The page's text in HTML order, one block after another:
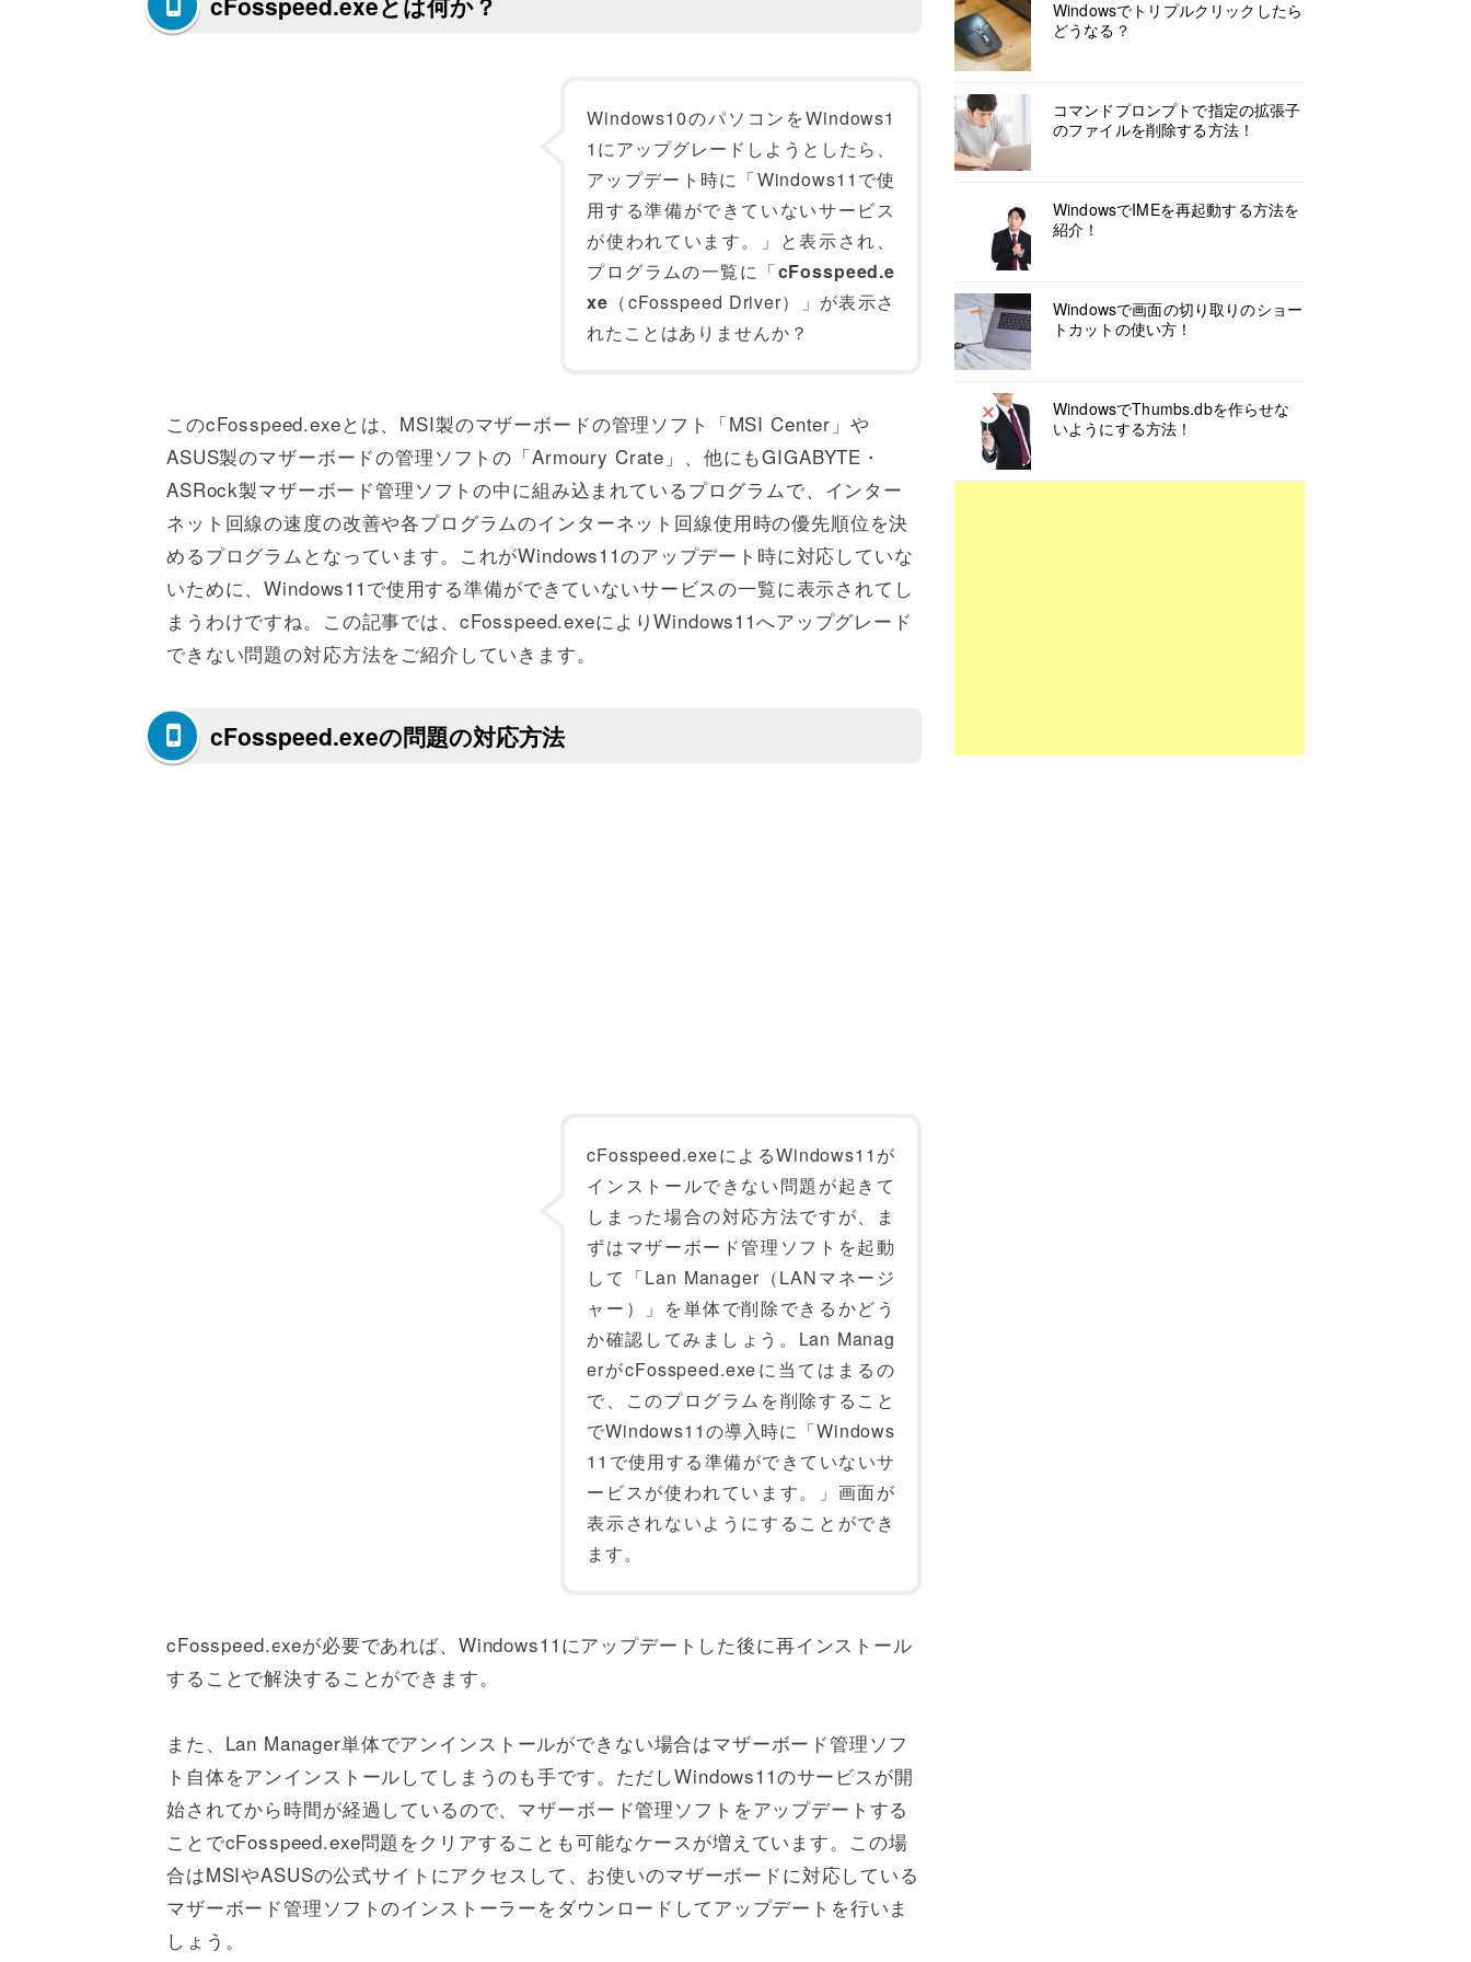
Windows10のパソコンをWindows1
1にアップグレードしようとしたら、
アップデート時に「Windows11で使
用する準備ができていないサービス
が使われています。」と表示され、
プログラムの一覧に「cFosspeed.e
xe （cFosspeed Driver）」が表示さ
れたことはありませんか？
このcFosspeed.exeとは、MSI製のマザーボードの管理ソフト「MSI Center」や
ASUS製のマザーボードの管理ソフトの「Armoury Crate」、他にもGIGABYTE・
ASRock製マザーボード管理ソフトの中に組み込まれているプログラムで、インター
ネット回線の速度の改善や各プログラムのインターネット回線使用時の優先順位を決
めるプログラムとなっています。これがWindows11のアップデート時に対応していな
いために、Windows11で使用する準備ができていないサービスの一覧に表示されてし
まうわけですね。この記事では、cFosspeed.exeによりWindows11へアップグレード
できない問題の対応方法をご紹介していきます。
cFosspeed.exeの問題の対応方法
cFosspeed.exeによるWindows11が
インストールできない問題が起きて
しまった場合の対応方法ですが、ま
ずはマザーボード管理ソフトを起動
して「Lan Manager（LANマネージ
ャー）」を単体で削除できるかどう
か確認してみましょう。Lan Manag
erがcFosspeed.exeに当てはまるの
で、このプログラムを削除すること
でWindows11の導入時に「Windows
11で使用する準備ができていないサ
ービスが使われています。」画面が
表示されないようにすることができ
ます。
cFosspeed.exeが必要であれば、Windows11にアップデートした後に再インストール
することで解決することができます。
また、Lan Manager単体でアンインストールができない場合はマザーボード管理ソフ
ト自体をアンインストールしてしまうのも手です。ただしWindows11のサービスが開
始されてから時間が経過しているので、マザーボード管理ソフトをアップデートする
ことでcFosspeed.exe問題をクリアすることも可能なケースが増えています。この場
合はMSIやASUSの公式サイトにアクセスして、お使いのマザーボードに対応している
マザーボード管理ソフトのインストーラーをダウンロードしてアップデートを行いま
しょう。
Windowsでトリプルクリックしたら
どうなる？
コマンドプロンプトで指定の拡張子
のファイルを削除する方法！
WindowsでIMEを再起動する方法を
紹介！
Windowsで画面の切り取りのショー
トカットの使い方！
WindowsでThumbs.dbを作らせな
いようにする方法！